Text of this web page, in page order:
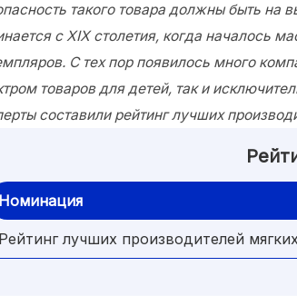
такого товара должны быть на
с XIX столетия, когда началось
С тех пор появилось много
товаров для детей, так и
составили рейтинг лучших
Номинация
Рейтинг лучших производителей